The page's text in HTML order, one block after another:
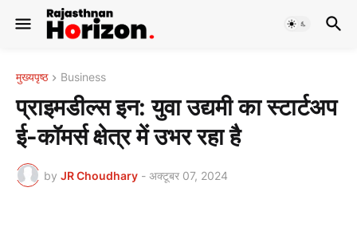
मुख्यपृष्ठ Business
प्राइमडील्स इन: युवा उद्यमी का स्टार्टअप
ई-कॉमर्स क्षेत्र में उभर रहा है
by JR Choudhary - अक्टूबर 07, 2024